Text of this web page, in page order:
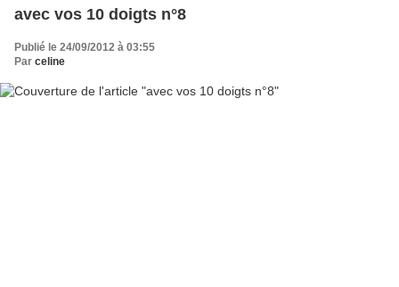
avec vos 10 doigts n°8
Publié le 24/09/2012 à 03:55
Par celine